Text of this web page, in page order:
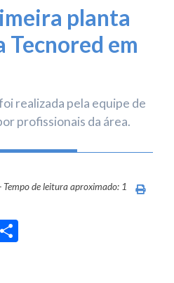
planta
Tecnored em
realizada pela equipe de
profissionais da área.
de leitura aproximado: 1